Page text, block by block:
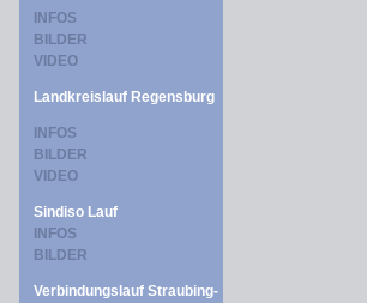
INFOS
BILDER
VIDEO
Landkreislauf Regensburg
INFOS
BILDER
VIDEO
Sindiso Lauf
INFOS
BILDER
Verbindungslauf Straubing-